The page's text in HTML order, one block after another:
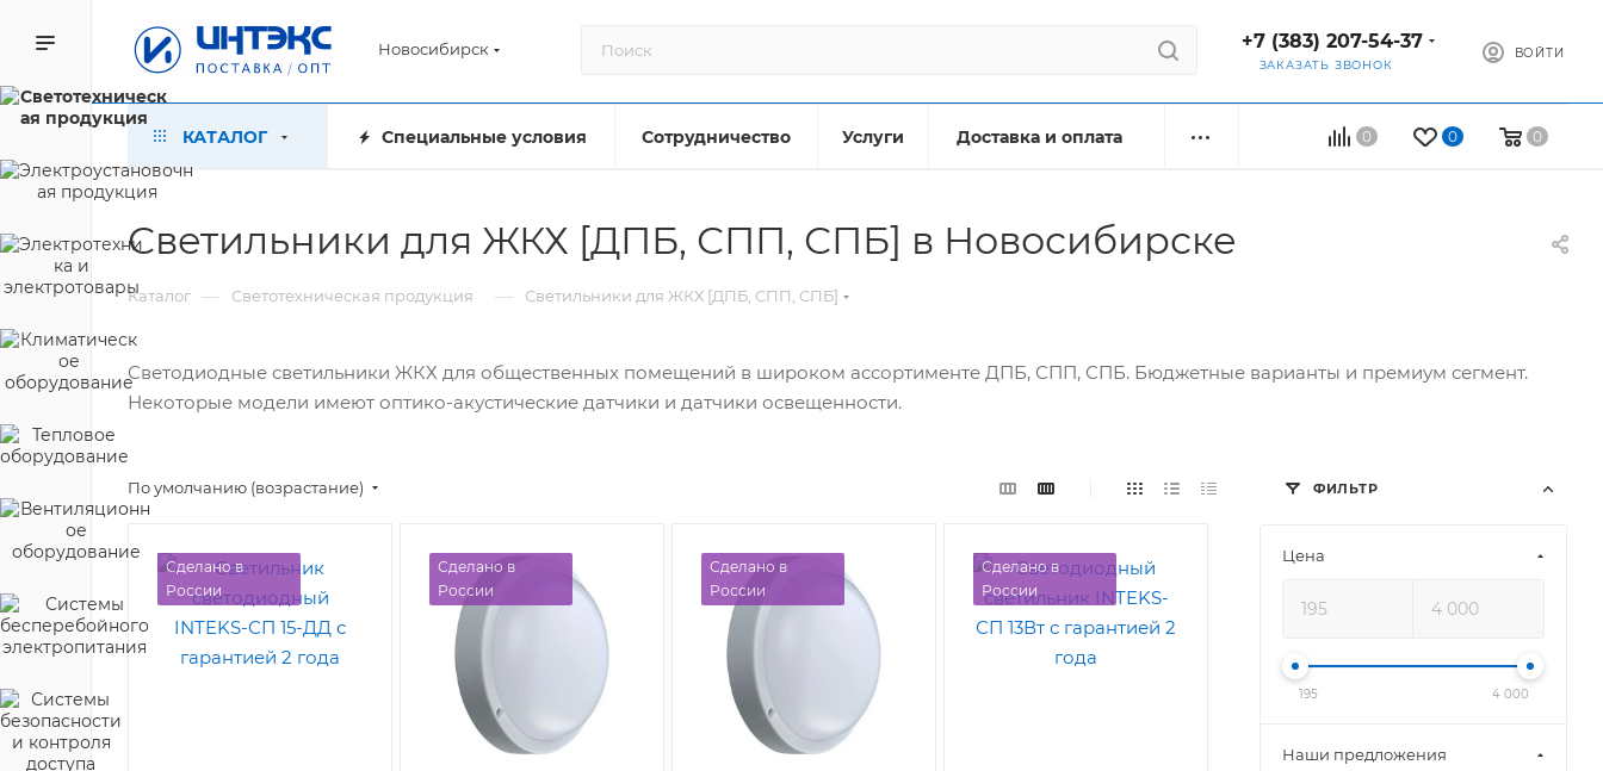
Новосибирск +7 (383) 207-54-37
ЗАКАЗАТЬ ЗВОНОК
ВОЙТИ
0 0 0
КАТАЛОГ Специальные условия Сотрудничество Услуги Доставка и оплата
Светильники для ЖКХ [ДПБ, СПП, СПБ] в Новосибирске
Каталог — Светотехническая продукция — Светильники для ЖКХ [ДПБ, СПП, СПБ]
Светодиодные светильники ЖКХ для общественных помещений в широком ассортименте ДПБ, СПП, СПБ. Бюджетные варианты и премиум сегмент.
Некоторые модели имеют оптико-акустические датчики и датчики освещенности.
По умолчанию (возрастание)
Сделано в
России
Сделано в
России
Сделано в
России
Сделано в
России
ФИЛЬТР
Цена
195 4 000
Наши предложения